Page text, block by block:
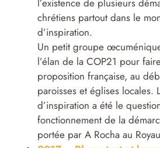
chrétiens partout dans le
d’inspiration.
Un petit groupe
l’élan de la COP21 pour
proposition française, au
paroisses et églises locales.
d’inspiration a été le
fonctionnement de la
portée par A Rocha au